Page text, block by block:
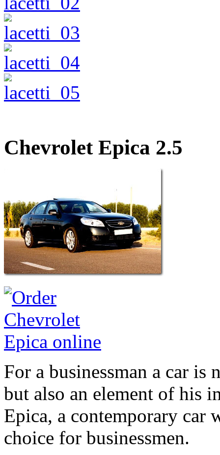
Chevrolet Epica 2.5
For a businessman a car is
but also an element of his
Epica, a contemporary car
choice for businessmen.